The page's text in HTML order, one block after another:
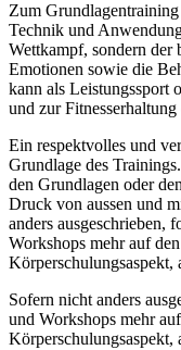
Zum
Technik und
Wettkampf, sondern der
Emotionen sowie die
kann als Leistungssport
und zur Fitnesserhaltung
Ein respektvolles und
Grundlage des
den Grundlagen oder
Druck von aussen und
anders ausgeschrieben,
Workshops mehr auf
Sofern nicht anders
und Workshops mehr
Körperschulungsaspekt,